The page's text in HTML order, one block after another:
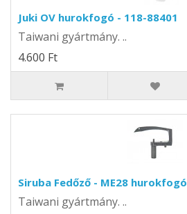
Juki OV hurokfogó - 118-88401
Taiwani gyártmány. ..
4.600 Ft
Siruba Fedőző - ME28 hurokfogó
Taiwani gyártmány. ..